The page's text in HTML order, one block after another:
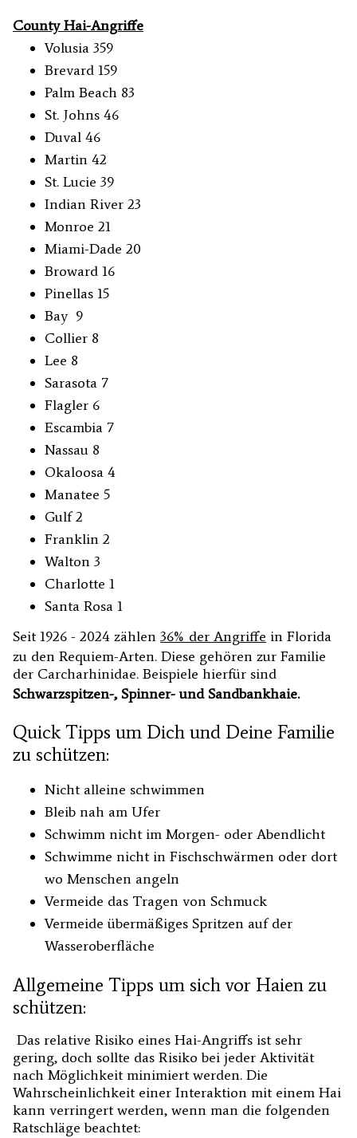
County Hai-Angriffe
Volusia 359
Brevard 159
Palm Beach 83
St. Johns 46
Duval 46
Martin 42
St. Lucie 39
Indian River 23
Monroe 21
Miami-Dade 20
Broward 16
Pinellas 15
Bay 9
Collier 8
Lee 8
Sarasota 7
Flagler 6
Escambia 7
Nassau 8
Okaloosa 4
Manatee 5
Gulf 2
Franklin 2
Walton 3
Charlotte 1
Santa Rosa 1
Seit 1926 - 2024 zählen 36% der Angriffe in Florida
zu den Requiem-Arten. Diese gehören zur Familie
der Carcharhinidae. Beispiele hierfür sind
Schwarzspitzen-, Spinner- und Sandbankhaie.
Quick Tipps um Dich und Deine Familie
zu schützen:
Nicht alleine schwimmen
Bleib nah am Ufer
Schwimm nicht im Morgen- oder Abendlicht
Schwimme nicht in Fischschwärmen oder dort
wo Menschen angeln
Vermeide das Tragen von Schmuck
Vermeide übermäßiges Spritzen auf der
Wasseroberfläche
Allgemeine Tipps um sich vor Haien zu
schützen:
Das relative Risiko eines Hai-Angriffs ist sehr
gering, doch sollte das Risiko bei jeder Aktivität
nach Möglichkeit minimiert werden. Die
Wahrscheinlichkeit einer Interaktion mit einem Hai
kann verringert werden, wenn man die folgenden
Ratschläge beachtet: